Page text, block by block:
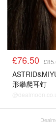
£76.50
形攀爬耳钉